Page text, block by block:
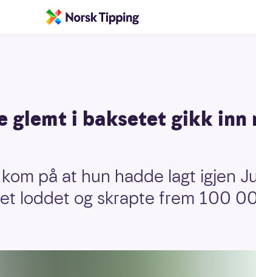
glemt i baksetet gikk inn
på at hun hadde lagt igjen
loddet og skrapte frem 100